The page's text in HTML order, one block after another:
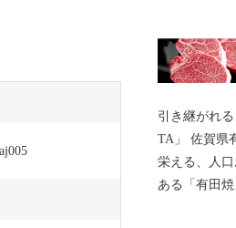
引き継がれ
TA」 佐賀県有田町は、古くから”やきものの町”として
栄える、人
ある「有田焼